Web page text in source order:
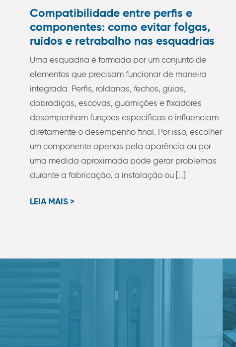
Compatibilidade entre perfis e
componentes: como evitar folgas,
ruídos e retrabalho nas esquadrias
Uma esquadria é formada por um conjunto de
elementos que precisam funcionar de maneira
integrada. Perfis, roldanas, fechos, guias,
dobradiças, escovas, guarnições e fixadores
desempenham funções específicas e influenciam
diretamente o desempenho final. Por isso, escolher
um componente apenas pela aparência ou por
uma medida aproximada pode gerar problemas
durante a fabricação, a instalação ou […]
LEIA MAIS >